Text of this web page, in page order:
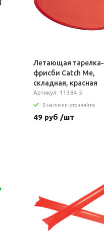
Летающая тарелка-
фрисби Catch Me,
складная, красная
Артикул: 11384.5
В наличии: уточняйте
49 руб /шт